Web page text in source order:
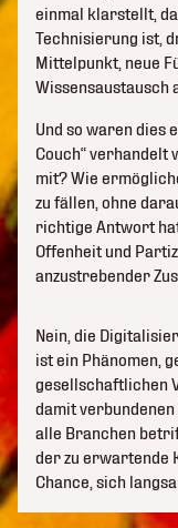
einmal klarstellt,
Technisierung ist,
Mittelpunkt, neue
Wissensaustausch
Und so waren dies
Couch“ verhandelt
mit? Wie
zu fällen, ohne
richtige Antwort
Offenheit und
anzustrebender
Nein, die
ist ein Phänomen,
gesellschaftlichen
damit
alle Branchen
der zu erwartende
Chance, sich